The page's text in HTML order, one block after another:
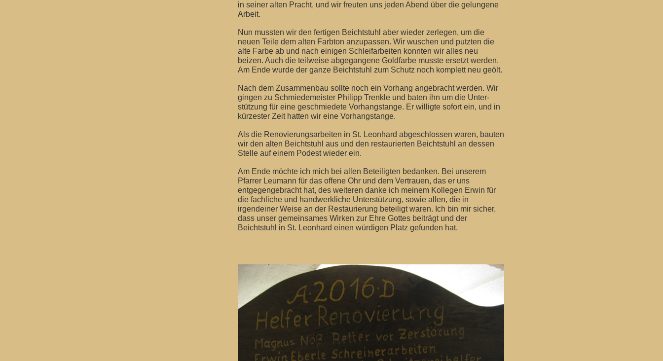
in seiner alten Pracht, und wir freuten uns jeden Abend über die gelungene
Arbeit.
Nun mussten wir den fertigen Beichtstuhl aber wieder zerlegen, um die
neuen Teile dem alten Farbton anzupassen. Wir wuschen und putzten die
alte Farbe ab und nach einigen Schleifarbeiten konnten wir alles neu
beizen. Auch die teilweise abgegangene Goldfarbe musste ersetzt werden.
Am Ende wurde der ganze Beichtstuhl zum Schutz noch komplett neu geölt.
Nach dem Zusammenbau sollte noch ein Vorhang angebracht werden. Wir
gingen zu Schmiedemeister Philipp Trenkle und baten ihn um die Unter-
stützung für eine geschmiedete Vorhangstange. Er willigte sofort ein, und in
kürzester Zeit hatten wir eine Vorhangstange.
Als die Renovierungsarbeiten in St. Leonhard abgeschlossen waren, bauten
wir den alten Beichtstuhl aus und den restaurierten Beichtstuhl an dessen
Stelle auf einem Podest wieder ein.
Am Ende möchte ich mich bei allen Beteiligten bedanken. Bei unserem
Pfarrer Leumann für das offene Ohr und dem Vertrauen, das er uns
entgegengebracht hat, des weiteren danke ich meinem Kollegen Erwin für
die fachliche und handwerkliche Unterstützung, sowie allen, die in
irgendeiner Weise an der Restaurierung beteiligt waren. Ich bin mir sicher,
dass unser gemeinsames Wirken zur Ehre Gottes beiträgt und der
Beichtstuhl in St. Leonhard einen würdigen Platz gefunden hat.